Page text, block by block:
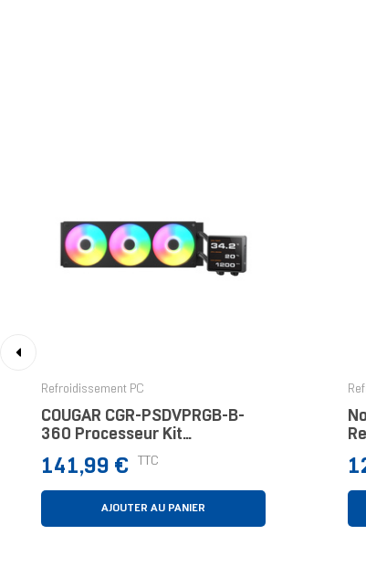
Refroidissement PC
COUGAR CGR-PSDVPRGB-B-
360 Processeur Kit
Watercooling 12 Cm Noir
Prix
141,99 € TTC
AJOUTER AU PANIER